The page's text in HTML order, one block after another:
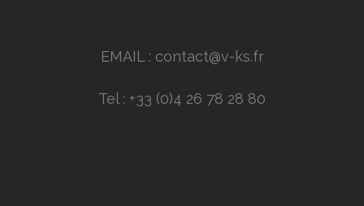
EMAIL : contact@v-ks.fr
Tel : +33 (0)4 26 78 28 80